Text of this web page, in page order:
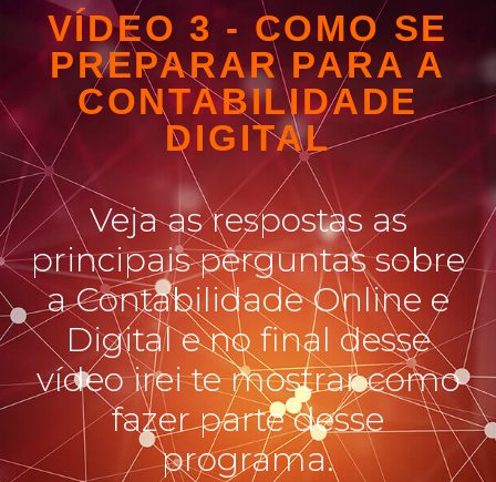
VÍDEO 3 - COMO SE
PREPARAR PARA A
CONTABILIDADE
DIGITAL
Veja as respostas as
principais perguntas sobre
a Contabilidade Online e
Digital e no final desse
vídeo irei te mostrar como
fazer parte desse
programa.